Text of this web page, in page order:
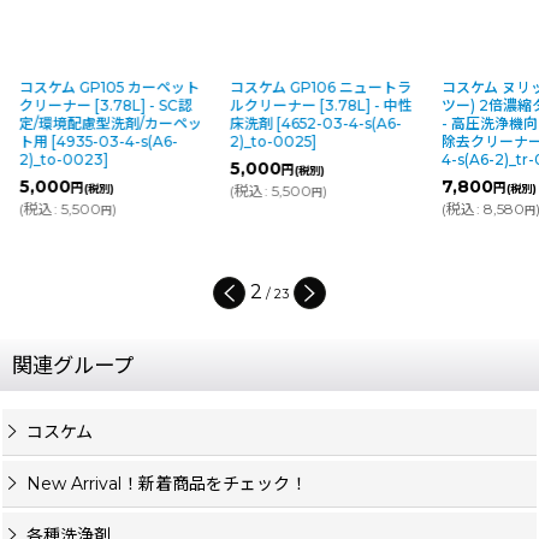
コスケム GP105 カーペット
クリーナー [3.78L] - SC認
定/環境配慮型洗剤/カーペッ
ト用 [4935-03-4-s(A6-
2)_to-0023]
5,000円(税別)
(税込: 5,500円)
コスケム GP106 ニュートラ
ルクリーナー [3.78L] - 中性
床洗剤 [4652-03-4-s(A6-
2)_to-0025]
5,000円(税別)
(税込: 5,500円)
コスケム ヌリ
ツー) 2倍濃
- 高圧洗浄機
除去クリーナ
4-s(A6-
7,800円(税別)
(税込: 8,580円)
2 / 23
関連グループ
コスケム
New Arrival！新着商品をチェック！